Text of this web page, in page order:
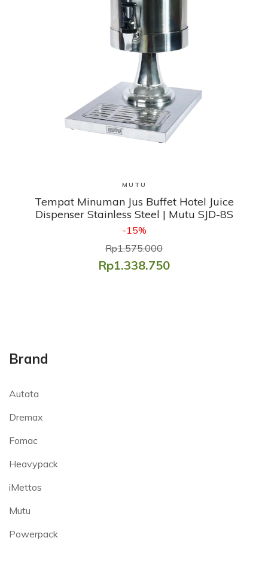
Brand
Autata
Dremax
Fomac
Heavypack
iMettos
Mutu
Powerpack
Lihat Produk
MUTU
Tempat Minuman Jus Buffet Hotel Juice
Dispenser Stainless Steel | Mutu SJD-8S
-15%
Rp1.575.000
Rp1.338.750